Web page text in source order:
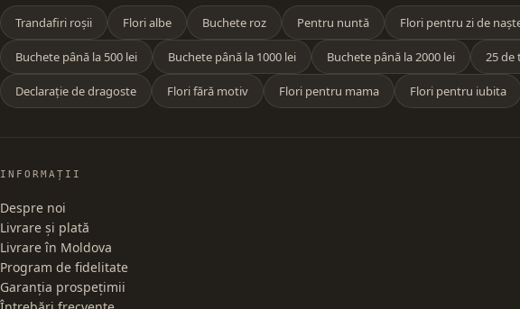
Trandafiri roșii Flori albe Buchete roz Pentru nuntă Flori pentru zi de
Buchete până la 500 lei Buchete până la 1000 lei Buchete până la 2000 lei 25 de
Declarație de dragoste Flori fără motiv Flori pentru mama Flori pentru iubita
INFORMAȚII
Despre noi
Livrare și plată
Livrare în Moldova
Program de fidelitate
Garanția prospețimii